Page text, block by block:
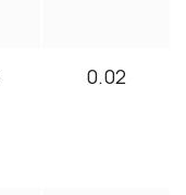
0.02